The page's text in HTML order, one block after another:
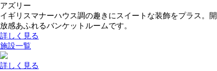
アズリー
イギリスマナーハウス調の趣きにスイートな装飾をプラス。開
放感あふれるバンケットルームです。
詳しく見る
施設一覧
詳しく見る